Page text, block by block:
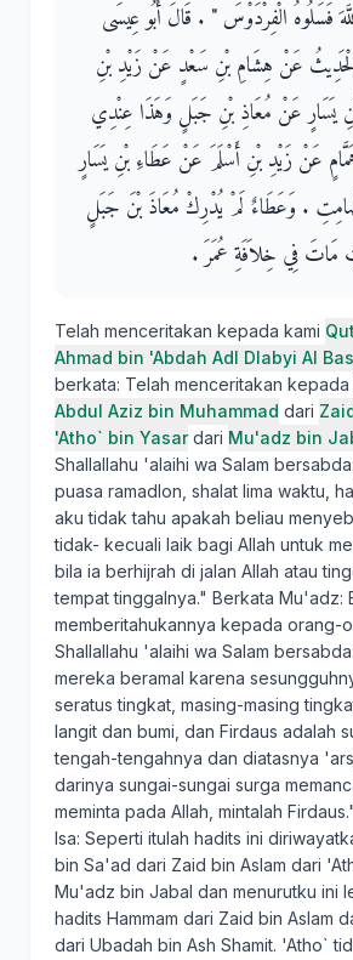
فَسَلُوهُ الْفِرْدَوْسَ ‏"‏ ‏.‏ قَالَ أَبُو عِيسَى
عَنْ هِشَامِ بْنِ سَعْدٍ عَنْ زَيْدِ بْنِ
يَسَارٍ عَنْ مُعَاذِ بْنِ جَبَلٍ وَهَذَا عِنْدِي
عَنْ زَيْدِ بْنِ أَسْلَمَ عَنْ عَطَاءِ بْنِ يَسَارٍ
‏.‏ وَعَطَاءٌ لَمْ يُدْرِكْ مُعَاذَ بْنَ جَبَلٍ
مَاتَ فِي خِلاَفَةِ عُمَرَ ‏.‏
Telah menceritakan kepada kami
Ahmad bin 'Abdah Adl Dlabyi Al
berkata: Telah menceritakan kepada
Abdul Aziz bin Muhammad dari
'Atho` bin Yasardari Mu'adz bin
Shallallahu 'alaihi wa Salam
puasa ramadlon, shalat lima waktu,
aku tidak tahu apakah beliau
tidak- kecuali laik bagi Allah untuk
bila ia berhijrah di jalan Allah atau
tempat tinggalnya." Berkata Mu'adz:
memberitahukannya kepada orang-
Shallallahu 'alaihi wa Salam
mereka beramal karena
seratus tingkat, masing-masing
langit dan bumi, dan Firdaus adalah
tengah-tengahnya dan diatasnya
darinya sungai-sungai surga
meminta pada Allah, mintalah
Isa: Seperti itulah hadits ini
bin Sa'ad dari Zaid bin Aslam dari
Mu'adz bin Jabal dan menurutku ini
hadits Hammam dari Zaid bin Aslam
dari Ubadah bin Ash Shamit. 'Atho`